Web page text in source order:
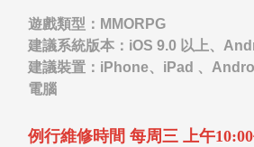
遊戲類型：MMORPG
建議系統版本：iOS 9.0 以上、
建議裝置：iPhone、iPad 、
電腦
例行維修時間 每周三 上午